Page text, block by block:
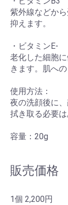
紫外線などか
抑えます。
・ビタミンE-
老化した細胞
きます。肌へ
使用方法：
夜の洗顔後に
拭き取る必要は
容量：20g
販売価格
1個 2,200円